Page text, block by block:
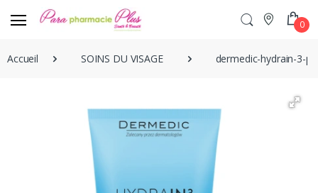
0
Accueil SOINS DU VISAGE dermedic-hydrain-3-